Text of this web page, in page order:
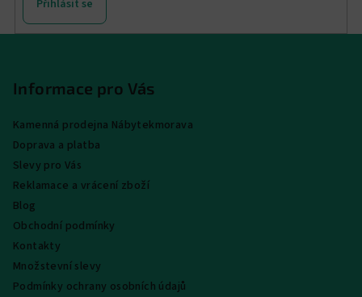
Přihlásit se
Informace pro Vás
Kamenná prodejna Nábytekmorava
Doprava a platba
Slevy pro Vás
Reklamace a vrácení zboží
Blog
Obchodní podmínky
Kontakty
Množstevní slevy
Podmínky ochrany osobních údajů